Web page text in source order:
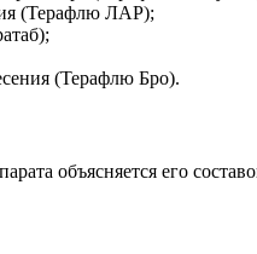
(Терафлю ЛАР);
(Терафлю Бро).
объясняется его